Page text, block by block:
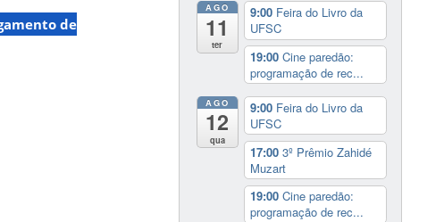
de
AGO
11
ter
9:00 Feira do Livro da
UFSC
19:00 Cine paredão:
programação de rec...
AGO
12
qua
9:00 Feira do Livro da
UFSC
17:00 3º Prêmio Zahidé
Muzart
19:00 Cine paredão:
programação de rec...